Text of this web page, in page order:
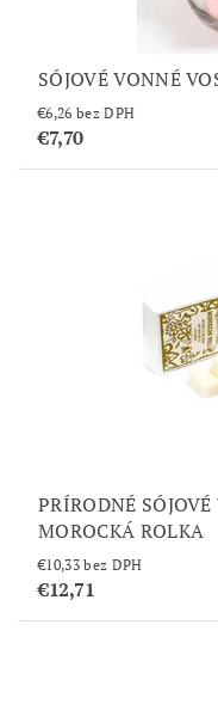
SÓJOVÉ VONNÉ
€6,26 bez DPH
€7,70
PRÍRODNÉ
MOROCKÁ ROLKA
€10,33 bez DPH
€12,71